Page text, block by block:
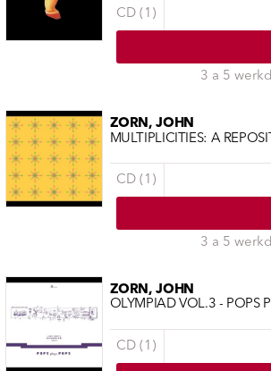
CD (1)
3 a 5
ZORN, JOHN
CD (1)
3 a 5
ZORN, JOHN
OLYMPIAD VOL.3 - POPS
CD (1)